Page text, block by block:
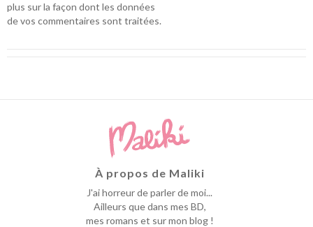
plus sur la façon dont les données
de vos commentaires sont traitées.
À propos de Maliki
J'ai horreur de parler de moi...
Ailleurs que dans mes BD,
mes romans et sur mon blog !